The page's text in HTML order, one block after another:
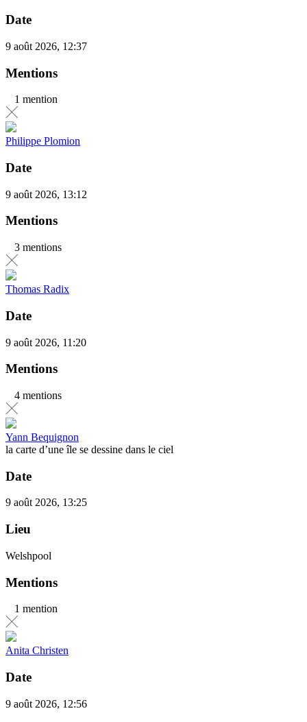
Date
9 août 2026, 12:37
Mentions
1 mention
Philippe Plomion
Date
9 août 2026, 13:12
Mentions
3 mentions
Thomas Radix
Date
9 août 2026, 11:20
Mentions
4 mentions
Yann Bequignon
la carte d’une île se dessine dans le ciel
Date
9 août 2026, 13:25
Lieu
Welshpool
Mentions
1 mention
Anita Christen
Date
9 août 2026, 12:56